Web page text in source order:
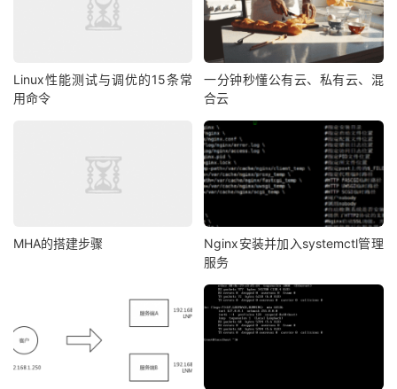
Linux性能测试与调优的15条常
用命令
一分钟秒懂公有云、私有云、混
合云
MHA的搭建步骤
Nginx安装并加入systemctl管理
服务